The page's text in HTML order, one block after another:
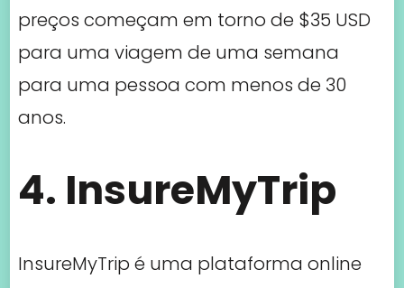
InsureMyTrip é uma plataforma online
que permite comparar e comprar
dos seguros de viagem para Portugal
com a InsureMyTrip podem variar
selecionadas e das características da